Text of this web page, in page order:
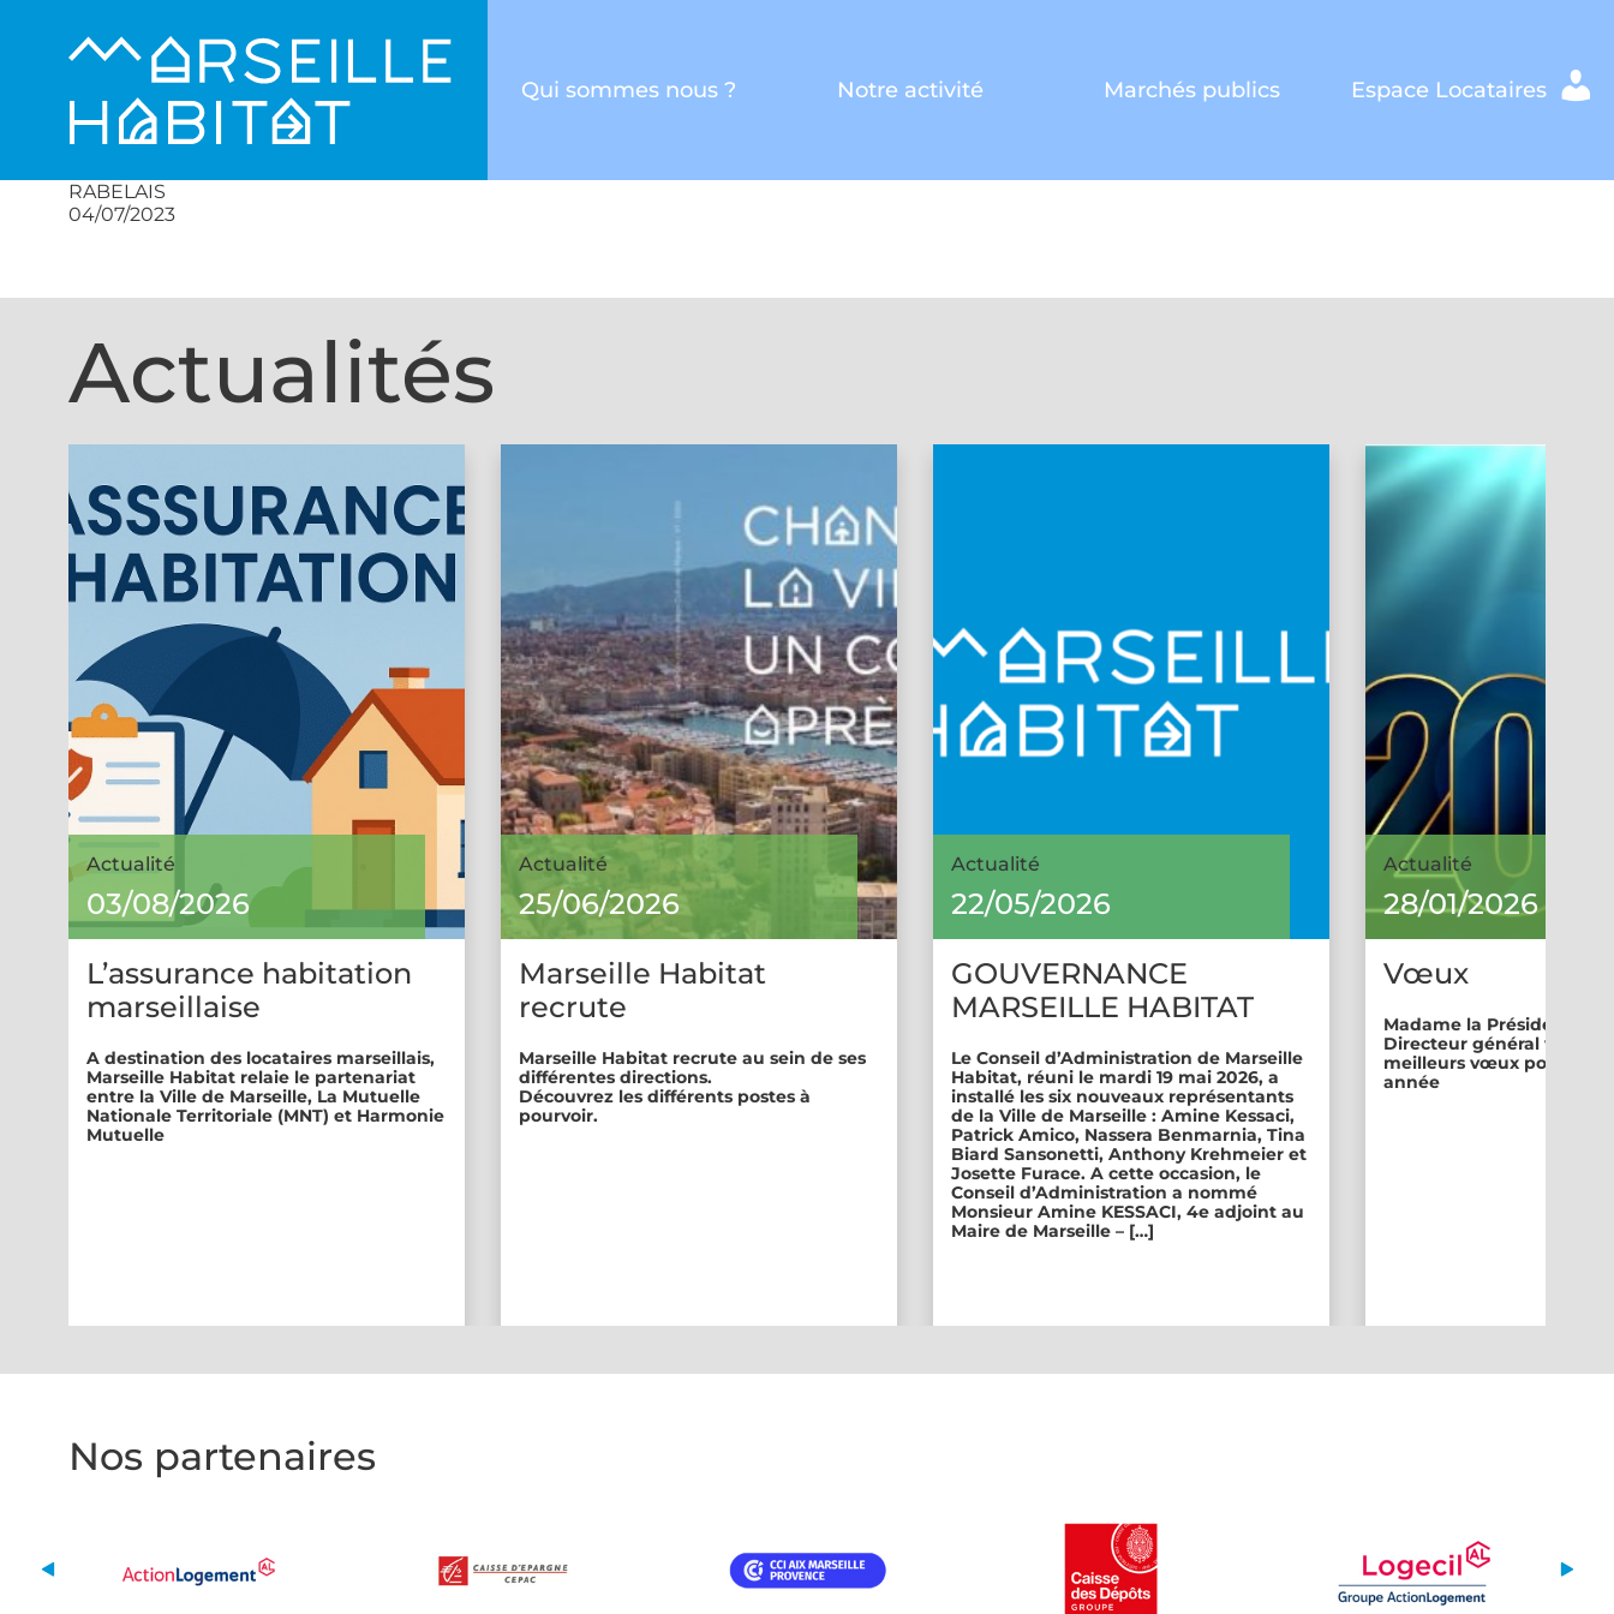
Qui sommes nous ? Notre activité Marchés publics Espace Locataires
RABELAIS
04/07/2023
Actualités
Actualité
03/08/2026
L’assurance habitation
marseillaise
A destination des locataires marseillais,
Marseille Habitat relaie le partenariat
entre la Ville de Marseille, La Mutuelle
Nationale Territoriale (MNT) et Harmonie
Mutuelle
Actualité
25/06/2026
Marseille Habitat
recrute
Marseille Habitat recrute au sein de ses
différentes directions.
Découvrez les différents postes à
pourvoir.
Actualité
22/05/2026
GOUVERNANCE
MARSEILLE HABITAT
Le Conseil d’Administration de Marseille
Habitat, réuni le mardi 19 mai 2026, a
installé les six nouveaux représentants
de la Ville de Marseille : Amine Kessaci,
Patrick Amico, Nassera Benmarnia, Tina
Biard Sansonetti, Anthony Krehmeier et
Josette Furace. A cette occasion, le
Conseil d’Administration a nommé
Monsieur Amine KESSACI, 4e adjoint au
Maire de Marseille – […]
Actualité
28/01/2026
Vœux
Madame la Présidente et
Directeur général vous
meilleurs vœux pour
année
Nos partenaires